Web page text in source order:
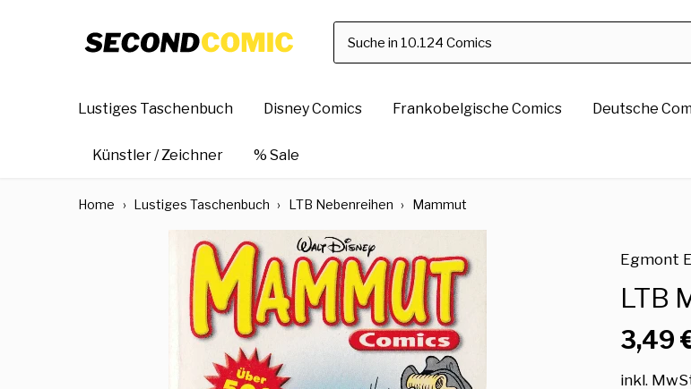
Lustiges Taschenbuch Disney Comics Frankobelgische Comics Deutsche
Künstler / Zeichner % Sale
Home › Lustiges Taschenbuch › LTB Nebenreihen › Mammut
Egmont
LTB
3,49
inkl.